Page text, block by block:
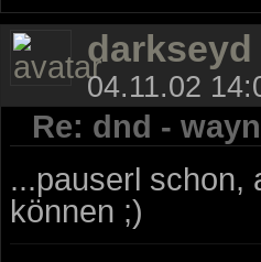
darkseyd
04.11.02
Re: dnd -
...pauserl schon,
können ;)